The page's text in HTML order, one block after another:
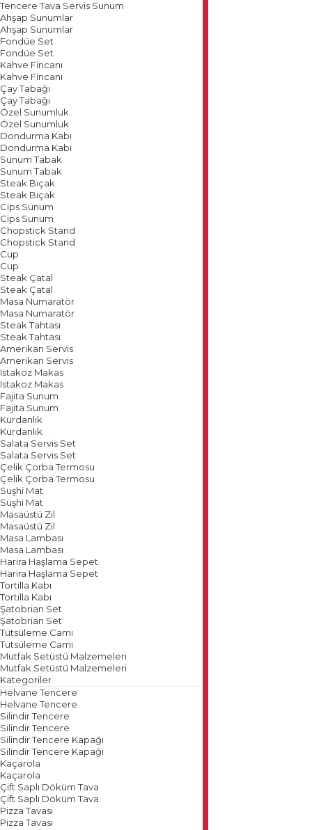
Tencere Tava Servis Sunum
Ahşap Sunumlar
Ahşap Sunumlar
Fondüe Set
Fondüe Set
Kahve Fincanı
Kahve Fincanı
Çay Tabağı
Çay Tabağı
Özel Sunumluk
Özel Sunumluk
Dondurma Kabı
Dondurma Kabı
Sunum Tabak
Sunum Tabak
Steak Bıçak
Steak Bıçak
Cips Sunum
Cips Sunum
Chopstick Stand
Chopstick Stand
Cup
Cup
Steak Çatal
Steak Çatal
Masa Numaratör
Masa Numaratör
Steak Tahtası
Steak Tahtası
Amerikan Servis
Amerikan Servis
Istakoz Makas
Istakoz Makas
Fajita Sunum
Fajita Sunum
Kürdanlık
Kürdanlık
Salata Servis Set
Salata Servis Set
Çelik Çorba Termosu
Çelik Çorba Termosu
Suşhi Mat
Suşhi Mat
Masaüstü Zil
Masaüstü Zil
Masa Lambası
Masa Lambası
Harira Haşlama Sepet
Harira Haşlama Sepet
Tortilla Kabı
Tortilla Kabı
Şatobrian Set
Şatobrian Set
Tütsüleme Camı
Tütsüleme Camı
Mutfak Setüstü Malzemeleri
Mutfak Setüstü Malzemeleri
Kategoriler
Helvane Tencere
Helvane Tencere
Silindir Tencere
Silindir Tencere
Silindir Tencere Kapağı
Silindir Tencere Kapağı
Kaçarola
Kaçarola
Çift Saplı Döküm Tava
Çift Saplı Döküm Tava
Pizza Tavası
Pizza Tavası